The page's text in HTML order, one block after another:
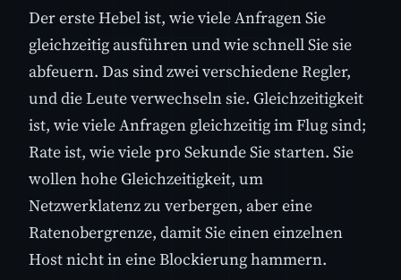
Der erste Hebel ist, wie viele Anfragen Sie
gleichzeitig ausführen und wie schnell Sie sie
abfeuern. Das sind zwei verschiedene Regler,
und die Leute verwechseln sie. Gleichzeitigkeit
ist, wie viele Anfragen gleichzeitig im Flug sind;
Rate ist, wie viele pro Sekunde Sie starten. Sie
wollen hohe Gleichzeitigkeit, um
Netzwerklatenz zu verbergen, aber eine
Ratenobergrenze, damit Sie einen einzelnen
Host nicht in eine Blockierung hammern.